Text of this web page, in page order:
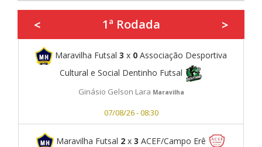
< 1ª Rodada >
Maravilha Futsal 3 x 0 Associação Desportiva
Cultural e Social Dentinho Futsal
Ginásio Gelson Lara Maravilha
07/08/26 - 08:30
Maravilha Futsal 2 x 3 ACEF/Campo Erê